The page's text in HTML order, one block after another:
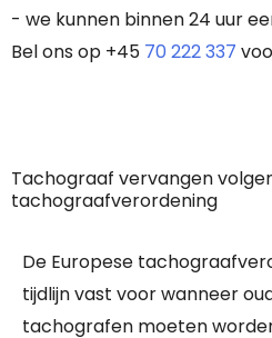
- we kunnen binnen 24 uur
Bel ons op +45 70 222 337
Tachograaf vervangen
tachograafverordening
De Europese
tijdlijn vast voor wanneer
tachografen moeten